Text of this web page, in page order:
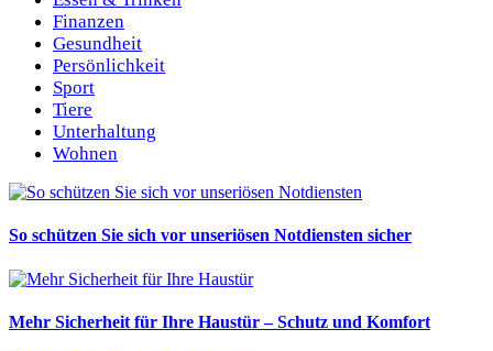
Finanzen
Gesundheit
Persönlichkeit
Sport
Tiere
Unterhaltung
Wohnen
So schützen Sie sich vor unseriösen Notdiensten sicher
Mehr Sicherheit für Ihre Haustür – Schutz und Komfort